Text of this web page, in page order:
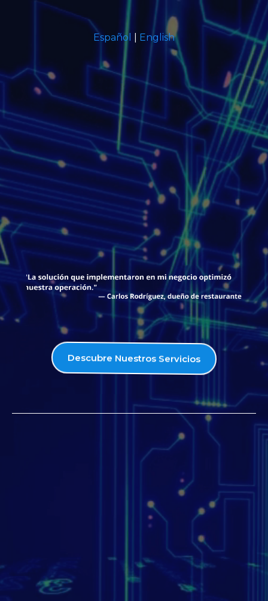
Español English
tecnología
simplifica
vida
Smart Home, seguridad,
iluminación
audio video
hogar
negocio
Descubre Nuestros Servicios
¿Te gustaría un hogar
o negocio con
inteligencia
tecnológica al
alcance de tus
manos?